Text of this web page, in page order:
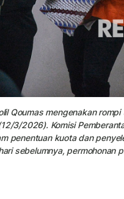
Qoumas mengenakan
3/2026). Komisi
penentuan kuota dan
sebelumnya, permohonan